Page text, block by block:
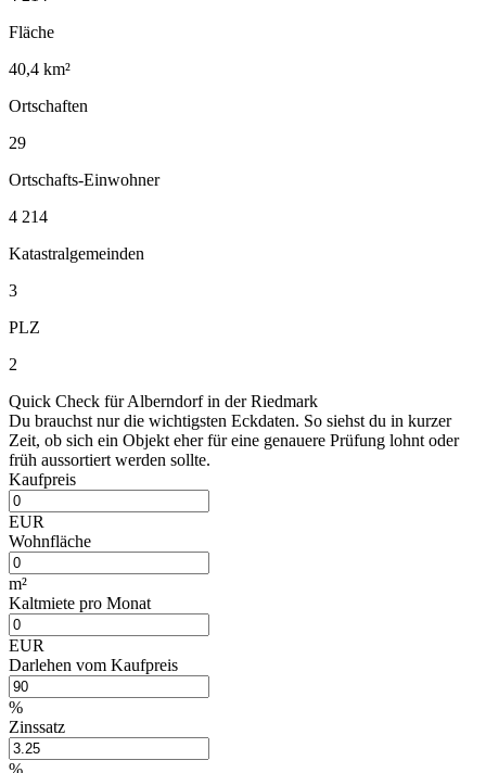
Fläche
40,4 km²
Ortschaften
29
Ortschafts-Einwohner
4 214
Katastralgemeinden
3
PLZ
2
Quick Check für Alberndorf in der Riedmark
Du brauchst nur die wichtigsten Eckdaten. So siehst du in kurzer
Zeit, ob sich ein Objekt eher für eine genauere Prüfung lohnt oder
früh aussortiert werden sollte.
Kaufpreis
EUR
Wohnfläche
m²
Kaltmiete pro Monat
EUR
Darlehen vom Kaufpreis
%
Zinssatz
%